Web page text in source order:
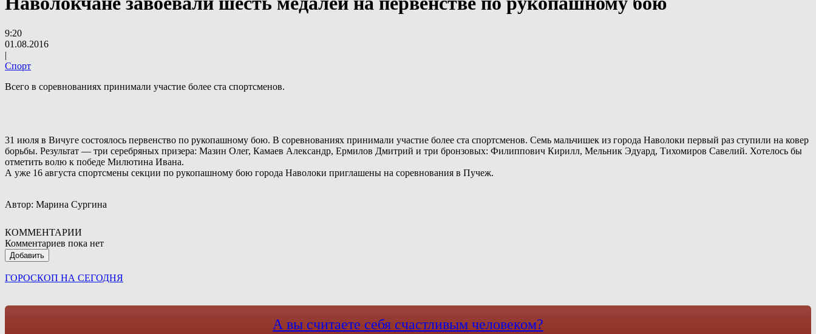
9:20
01.08.2016
|
Спорт
Всего в соревнованиях принимали участие более ста спортсменов.
31 июля в Вичуге состоялось первенство по рукопашному бою. В соревнованиях принимали участие более ста спортсменов. Семь мальчишек из города Наволоки первый раз ступили на ковер
борьбы. Результат — три серебряных призера: Мазин Олег, Камаев Александр, Ермилов Дмитрий и три бронзовых: Филиппович Кирилл, Мельник Эдуард, Тихомиров Савелий. Хотелось бы
отметить волю к победе Милютина Ивана.
А уже 16 августа спортсмены секции по рукопашному бою города Наволоки приглашены на соревнования в Пучеж.
Автор: Марина Сургина
КОММЕНТАРИИ
Комментариев пока нет
Добавить
ГОРОСКОП НА СЕГОДНЯ
А вы считаете себя счастливым человеком?